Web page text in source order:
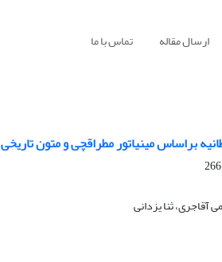
ارسال مقاله تماس با ما
براساس مینیاتور مطراقچی و متون تاریخی
آقاجری، ثنا یزدانی